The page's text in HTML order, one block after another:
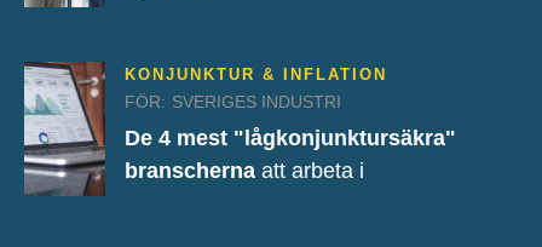
KONJUNKTUR & INFLATION
FÖR: SVERIGES INDUSTRI
De 4 mest "lågkonjunktursäkra"
branscherna att arbeta i